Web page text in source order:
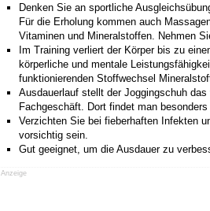
Denken Sie an sportliche
Für die Erholung kommen auch
Vitaminen und Mineralstoffen. Nehmen
Im Training verliert der Körper bis zu
körperliche und mentale
funktionierenden Stoffwechsel
Ausdauerlauf stellt der Joggingschuh
Fachgeschäft. Dort findet man
Verzichten Sie bei fieberhaften Infekten
vorsichtig sein.
Gut geeignet, um die Ausdauer zu
Anzeige